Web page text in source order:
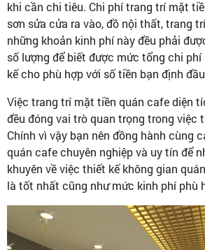
khi cần chi tiêu. Chi phí trang trí mặt
sơn sửa cửa ra vào, đồ nội thất, trang
những khoản kinh phí này đều phải
số lượng để biết được mức tổng chi
kế cho phù hợp với số tiền bạn định
Việc trang trí mặt tiền quán cafe diện
đều đóng vai trò quan trọng trong việc
Chính vì vậy bạn nên đồng hành cùng
quán cafe chuyên nghiệp và uy tín để
khuyên về việc thiết kế không gian
là tốt nhất cũng như mức kinh phí phù